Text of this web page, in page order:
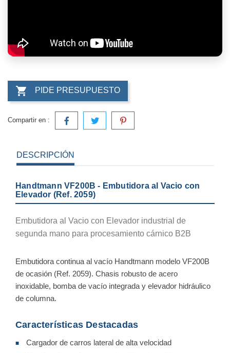
 PIDE PRESUPUESTO
Compartir en :
DESCRIPCIÓN
Handtmann VF200B - Embutidora al Vacio con
Elevador (Ref. 2059)
Embutidora al Vacio con Elevador industrial de
segunda mano para procesamiento cárnico B2B
Embutidora continua al vacío Handtmann modelo VF200B
de ocasión (Ref. 2059). Chasis robusto de acero
inoxidable, bomba de vacío integrada y elevador hidráulico
de columna.
Características Destacadas
■ Cargador de carros lateral de alta velocidad